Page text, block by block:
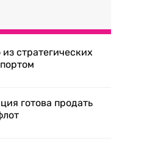
стратегических
готова продать